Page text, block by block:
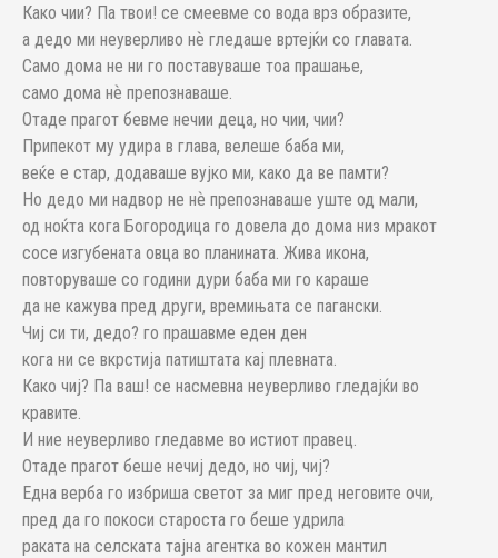
Како чии? Па твои! се смеевме со вода врз образите,
а дедо ми неуверливо нѐ гледаше вртејќи со главата.
Само дома не ни го поставуваше тоа прашање,
само дома нѐ препознаваше.
Отаде прагот бевме нечии деца, но чии, чии?
Припекот му удира в глава, велеше баба ми,
веќе е стар, додаваше вујко ми, како да ве памти?
Но дедо ми надвор не нѐ препознаваше уште од мали,
од ноќта кога Богородица го довела до дома низ мракот
сосе изгубената овца во планината. Жива икона,
повторуваше со години дури баба ми го караше
да не кажува пред други, времињата се пагански.
Чиј си ти, дедо? го прашавме еден ден
кога ни се вкрстија патиштата кај плевната.
Како чиј? Па ваш! се насмевна неуверливо гледајќи во
кравите.
И ние неуверливо гледавме во истиот правец.
Отаде прагот беше нечиј дедо, но чиј, чиј?
Една верба го избриша светот за миг пред неговите очи,
пред да го покоси староста го беше удрила
раката на селската тајна агентка во кожен мантил